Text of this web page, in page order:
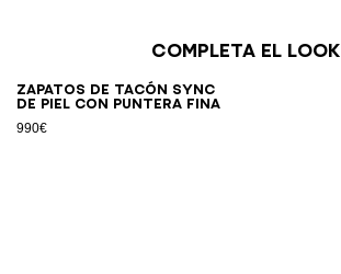
Completa el look
Zapatos de tacón Sync
de piel con puntera fina
990€